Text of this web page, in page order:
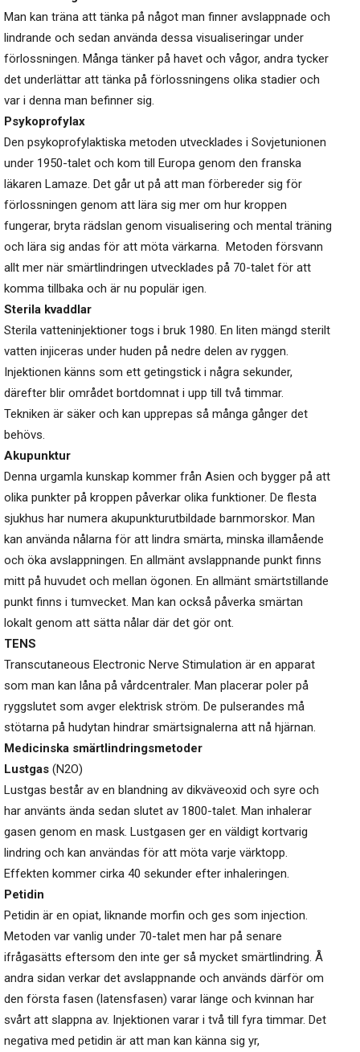
Man kan träna att tänka på något man finner avslappnade och
lindrande och sedan använda dessa visualiseringar under
förlossningen. Många tänker på havet och vågor, andra tycker
det underlättar att tänka på förlossningens olika stadier och
var i denna man befinner sig.
Psykoprofylax
Den psykoprofylaktiska metoden utvecklades i Sovjetunionen
under 1950-talet och kom till Europa genom den franska
läkaren Lamaze. Det går ut på att man förbereder sig för
förlossningen genom att lära sig mer om hur kroppen
fungerar, bryta rädslan genom visualisering och mental träning
och lära sig andas för att möta värkarna. Metoden försvann
allt mer när smärtlindringen utvecklades på 70-talet för att
komma tillbaka och är nu populär igen.
Sterila kvaddlar
Sterila vatteninjektioner togs i bruk 1980. En liten mängd sterilt
vatten injiceras under huden på nedre delen av ryggen.
Injektionen känns som ett getingstick i några sekunder,
därefter blir området bortdomnat i upp till två timmar.
Tekniken är säker och kan upprepas så många gånger det
behövs.
Akupunktur
Denna urgamla kunskap kommer från Asien och bygger på att
olika punkter på kroppen påverkar olika funktioner. De flesta
sjukhus har numera akupunkturutbildade barnmorskor. Man
kan använda nålarna för att lindra smärta, minska illamående
och öka avslappningen. En allmänt avslappnande punkt finns
mitt på huvudet och mellan ögonen. En allmänt smärtstillande
punkt finns i tumvecket. Man kan också påverka smärtan
lokalt genom att sätta nålar där det gör ont.
TENS
Transcutaneous Electronic Nerve Stimulation är en apparat
som man kan låna på vårdcentraler. Man placerar poler på
ryggslutet som avger elektrisk ström. De pulserandes må
stötarna på hudytan hindrar smärtsignalerna att nå hjärnan.
Medicinska smärtlindringsmetoder
Lustgas (N2O)
Lustgas består av en blandning av dikväveoxid och syre och
har använts ända sedan slutet av 1800-talet. Man inhalerar
gasen genom en mask. Lustgasen ger en väldigt kortvarig
lindring och kan användas för att möta varje värktopp.
Effekten kommer cirka 40 sekunder efter inhaleringen.
Petidin
Petidin är en opiat, liknande morfin och ges som injection.
Metoden var vanlig under 70-talet men har på senare
ifrågasätts eftersom den inte ger så mycket smärtlindring. Å
andra sidan verkar det avslappnande och används därför om
den första fasen (latensfasen) varar länge och kvinnan har
svårt att slappna av. Injektionen varar i två till fyra timmar. Det
negativa med petidin är att man kan känna sig yr,